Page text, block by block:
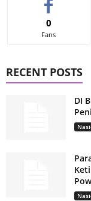
0
Fans
RECENT POSTS
DI